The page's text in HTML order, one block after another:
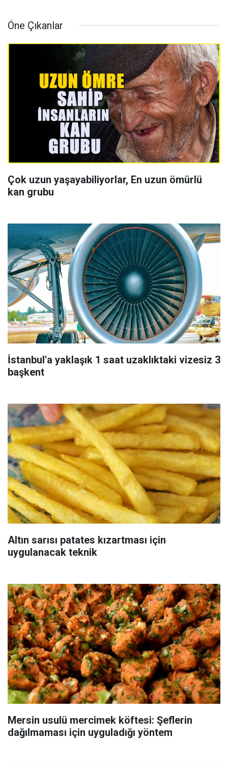
Öne Çıkanlar
Çok uzun yaşayabiliyorlar, En uzun ömürlü
kan grubu
İstanbul'a yaklaşık 1 saat uzaklıktaki vizesiz 3
başkent
Altın sarısı patates kızartması için
uygulanacak teknik
Mersin usulü mercimek köftesi: Şeflerin
dağılmaması için uyguladığı yöntem